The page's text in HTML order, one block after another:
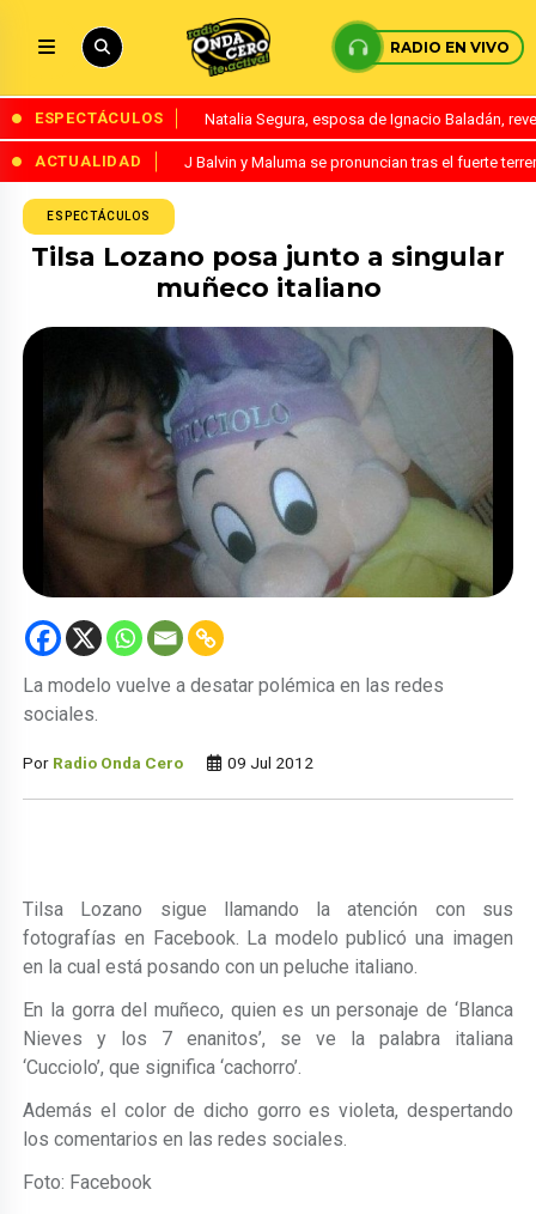
RADIO EN VIVO
ESPECTÁCULOS Natalia Segura, esposa de Ignacio Baladán,
ACTUALIDAD J Balvin y Maluma se pronuncian tras el fuerte
ESPECTÁCULOS
Tilsa Lozano posa junto a singular
muñeco italiano
La modelo vuelve a desatar polémica en las redes
sociales.
Por Radio Onda Cero 09 Jul 2012
Tilsa Lozano sigue llamando la atención con sus
fotografías en Facebook. La modelo publicó una imagen
en la cual está posando con un peluche italiano.
En la gorra del muñeco, quien es un personaje de ‘Blanca
Nieves y los 7 enanitos’, se ve la palabra italiana
‘Cucciolo’, que significa ‘cachorro’.
Además el color de dicho gorro es violeta, despertando
los comentarios en las redes sociales.
Foto: Facebook